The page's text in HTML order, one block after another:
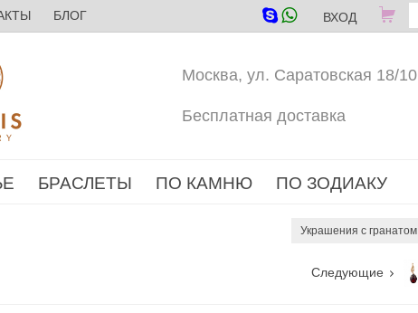
БЛОГ ВХОД
Москва, ул. Саратовская 18/10
Бесплатная доставка
БРАСЛЕТЫ ПО КАМНЮ ПО ЗОДИАКУ
Украшения с гранатом
Следующие